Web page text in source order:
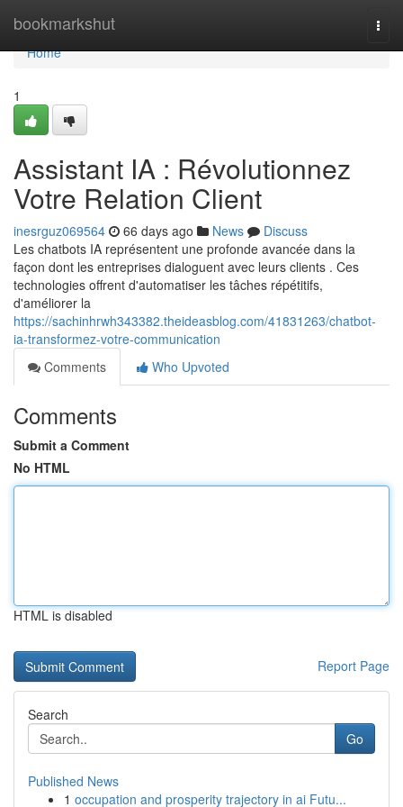
bookmarkshut
Home
Home
1
Assistant IA : Révolutionnez
Votre Relation Client
inesrguz069564 66 days ago News
Discuss
Les chatbots IA représentent une profonde avancée dans la
façon dont les entreprises dialoguent avec leurs clients . Ces
technologies offrent d'automatiser les tâches répétitifs,
d'améliorer la
https://sachinhrwh343382.theideasblog.com/41831263/chatbot-
ia-transformez-votre-communication
Comments
Who Upvoted
Comments
Submit a Comment
No HTML
HTML is disabled
Report Page
Search
Go
Published News
1 occupation and prosperity trajectory in ai Futu...